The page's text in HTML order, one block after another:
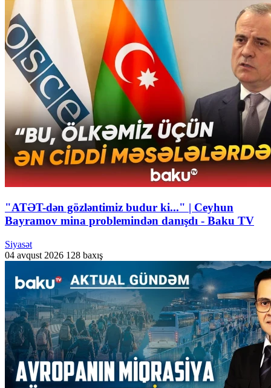
"ATƏT-dən gözləntimiz budur ki..." | Ceyhun
Bayramov mina problemindən danışdı - Baku TV
Siyasət
04 avqust 2026 128 baxış